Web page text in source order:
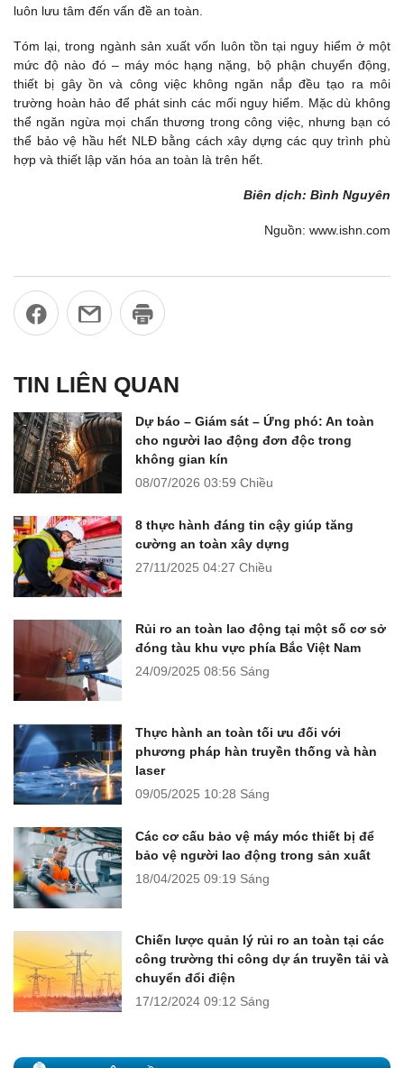
luôn lưu tâm đến vấn đề an toàn.
Tóm lại, trong ngành sản xuất vốn luôn tồn tại nguy hiểm ở một
mức độ nào đó – máy móc hạng nặng, bộ phận chuyển động,
thiết bị gây ồn và công việc không ngăn nắp đều tạo ra môi
trường hoàn hảo để phát sinh các mối nguy hiểm. Mặc dù không
thể ngăn ngừa mọi chấn thương trong công việc, nhưng bạn có
thể bảo vệ hầu hết NLĐ bằng cách xây dựng các quy trình phù
hợp và thiết lập văn hóa an toàn là trên hết.
Biên dịch: Bình Nguyên
Nguồn: www.ishn.com
TIN LIÊN QUAN
Dự báo – Giám sát – Ứng phó: An toàn
cho người lao động đơn độc trong
không gian kín
08/07/2026 03:59 Chiều
8 thực hành đáng tin cậy giúp tăng
cường an toàn xây dựng
27/11/2025 04:27 Chiều
Rủi ro an toàn lao động tại một số cơ sở
đóng tàu khu vực phía Bắc Việt Nam
24/09/2025 08:56 Sáng
Thực hành an toàn tối ưu đối với
phương pháp hàn truyền thống và hàn
laser
09/05/2025 10:28 Sáng
Các cơ cấu bảo vệ máy móc thiết bị để
bảo vệ người lao động trong sản xuất
18/04/2025 09:19 Sáng
Chiến lược quản lý rủi ro an toàn tại các
công trường thi công dự án truyền tải và
chuyển đổi điện
17/12/2024 09:12 Sáng